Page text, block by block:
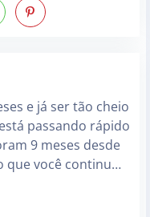
e já ser tão cheio
passando rápido
9 meses desde
que você continu…